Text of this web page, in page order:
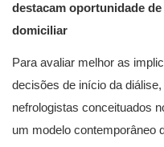
destacam oportunidade
domiciliar
Para avaliar melhor as
decisões de início da
nefrologistas conceituados
um modelo contemporâneo